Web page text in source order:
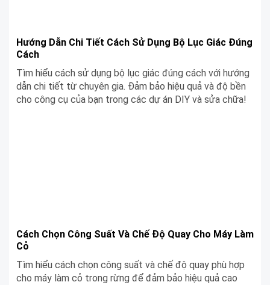
Hướng Dẫn Chi Tiết Cách Sử Dụng Bộ Lục Giác Đúng
Cách
Tìm hiểu cách sử dụng bộ lục giác đúng cách với hướng
dẫn chi tiết từ chuyên gia. Đảm bảo hiệu quả và độ bền
cho công cụ của bạn trong các dự án DIY và sửa chữa!
Cách Chọn Công Suất Và Chế Độ Quay Cho Máy Làm
Cỏ
Tìm hiểu cách chọn công suất và chế độ quay phù hợp
cho máy làm cỏ trong rừng để đảm bảo hiệu quả cao